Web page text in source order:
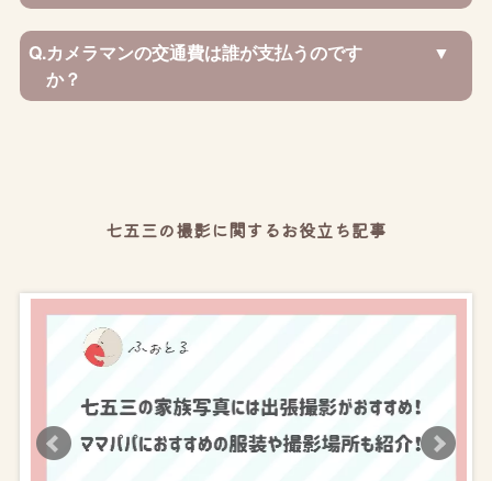
Q.カメラマンの交通費は誰が支払うのです
か？
七五三の撮影に関するお役立ち記事